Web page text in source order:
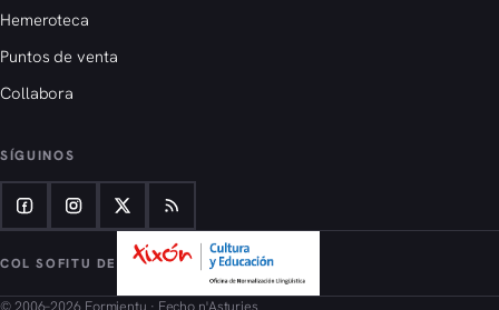
Hemeroteca
Puntos de venta
Collabora
SÍGUINOS
COL SOFITU DE
© 2006–2026 Formientu · Fecho n'Asturies